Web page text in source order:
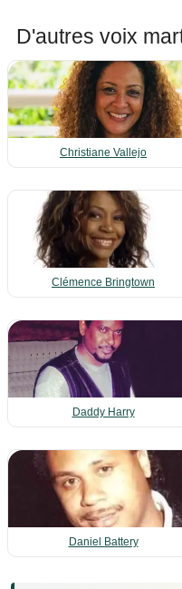
D'autres voix
Christiane Vallejo
Clémence Bringtown
Daddy Harry
Daniel Battery